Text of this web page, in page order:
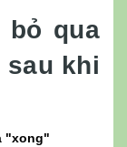
qua
sau khi
"xong"